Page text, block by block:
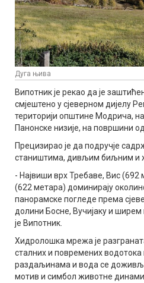
Дуга њива
Випотник је рекао да је
смјештено у сјеверном дијелу
територији општине Модрича,
Панонске низије, на површини
Прецизирао је да подручје
стаништима, дивљим биљним и
- Највиши врх Требаве, Вис
(622 метара) доминирају
панорамске погледе према
долини Босне, Вучијаку и
је Випотник.
Хидролошка мрежа је
сталних и повремених водотока
раздаљинама и вода се
мотив и симбол животне